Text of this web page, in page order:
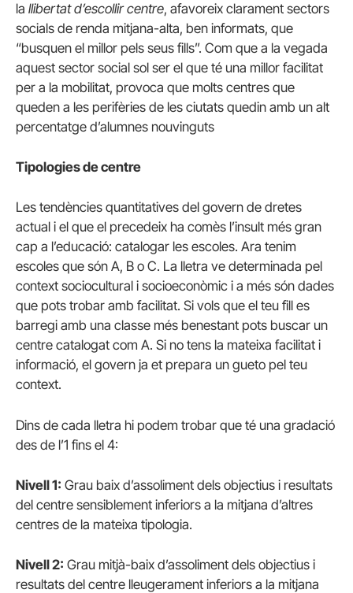
la llibertat d’escollir centre, afavoreix clarament sectors
socials de renda mitjana-alta, ben informats, que
“busquen el millor pels seus fills”. Com que a la vegada
aquest sector social sol ser el que té una millor facilitat
per a la mobilitat, provoca que molts centres que
queden a les perifèries de les ciutats quedin amb un alt
percentatge d’alumnes nouvinguts
Tipologies de centre
Les tendències quantitatives del govern de dretes
actual i el que el precedeix ha comès l’insult més gran
cap a l’educació: catalogar les escoles. Ara tenim
escoles que són A, B o C. La lletra ve determinada pel
context sociocultural i socioeconòmic i a més són dades
que pots trobar amb facilitat. Si vols que el teu fill es
barregi amb una classe més benestant pots buscar un
centre catalogat com A. Si no tens la mateixa facilitat i
informació, el govern ja et prepara un gueto pel teu
context.
Dins de cada lletra hi podem trobar que té una gradació
des de l’1 fins el 4:
Nivell 1: Grau baix d’assoliment dels objectius i resultats
del centre sensiblement inferiors a la mitjana d’altres
centres de la mateixa tipologia.
Nivell 2: Grau mitjà-baix d’assoliment dels objectius i
resultats del centre lleugerament inferiors a la mitjana